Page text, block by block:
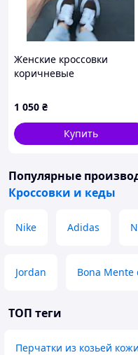
Женские кроссовки
коричневые
1 050 ₴
Купить
Популярные
Кроссовки и кеды
Nike Adidas
Jordan Bona Mente
ТОП теги
Перчатки из козьей